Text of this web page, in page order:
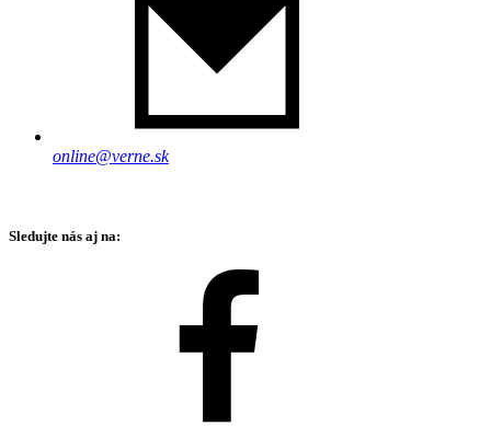
online@verne.sk
Sledujte nás aj na: